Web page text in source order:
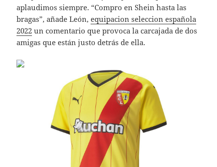
aplaudimos siempre. “Compro en Shein hasta las
bragas”, añade León,equipacion seleccion española
2022 un comentario que provoca la carcajada de dos
amigas que están justo detrás de ella.